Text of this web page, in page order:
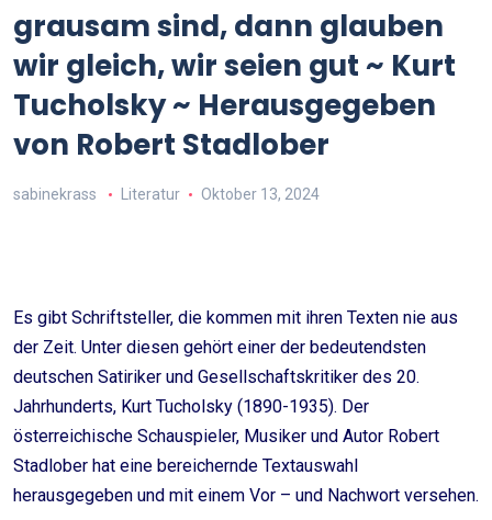
grausam sind, dann glauben
wir gleich, wir seien gut ~ Kurt
Tucholsky ~ Herausgegeben
von Robert Stadlober
sabinekrass Literatur Oktober 13, 2024
Es gibt Schriftsteller, die kommen mit ihren Texten nie aus
der Zeit. Unter diesen gehört einer der bedeutendsten
deutschen Satiriker und Gesellschaftskritiker des 20.
Jahrhunderts, Kurt Tucholsky (1890-1935). Der
österreichische Schauspieler, Musiker und Autor Robert
Stadlober hat eine bereichernde Textauswahl
herausgegeben und mit einem Vor – und Nachwort versehen.